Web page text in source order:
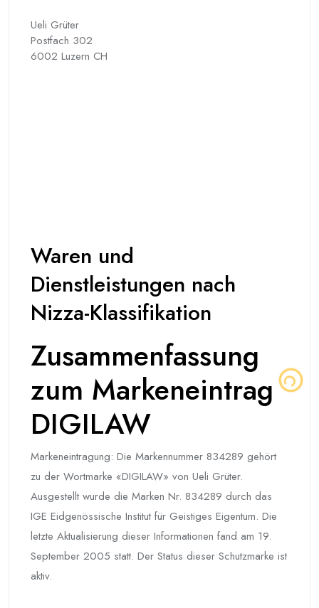
Ueli Grüter
Postfach 302
6002 Luzern CH
Waren und
Dienstleistungen nach
Nizza-Klassifikation
Zusammenfassung
zum Markeneintrag
DIGILAW
Markeneintragung: Die Markennummer 834289 gehört
zu der Wortmarke «DIGILAW» von Ueli Grüter.
Ausgestellt wurde die Marken Nr. 834289 durch das
IGE Eidgenössische Institut für Geistiges Eigentum. Die
letzte Aktualisierung dieser Informationen fand am 19.
September 2005 statt. Der Status dieser Schutzmarke ist
aktiv.